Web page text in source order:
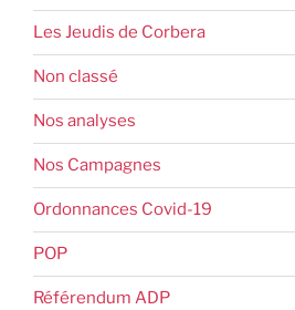
Les Jeudis de Corbera
Non classé
Nos analyses
Nos Campagnes
Ordonnances Covid-19
POP
Référendum ADP